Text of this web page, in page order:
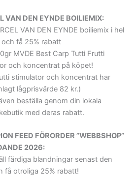
VAN DEN EYNDE BOILIEMIX:
VAN DEN EYNDE boiliemix i hel
få 25% rabatt
MVDE Best Carp Tutti Frutti
och koncentrat på köpet!
stimulator och koncentrat har
lågprisvärde 82 kr.)
beställa genom din lokala
med deras rabatt.
FEED FÖRORDER ”WEBBSHOP”
2026:
färdiga blandningar senast den
få otroliga 25% rabatt!